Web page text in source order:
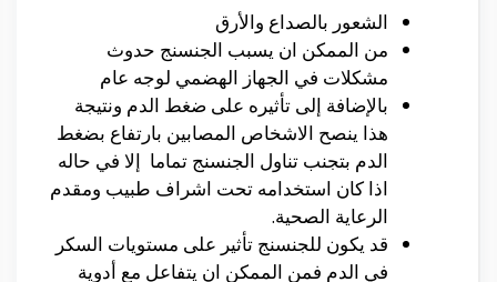
الشعور بالصداع والأرق
من الممكن ان يسبب الجنسنج حدوث
مشكلات في الجهاز الهضمي لوجه عام
بالإضافة إلى تأثيره على ضغط الدم ونتيجة
هذا ينصح الاشخاص المصابين بارتفاع بضغط
الدم بتجنب تناول الجنسنج تماما إلا في حاله
اذا كان استخدامه تحت اشراف طبيب ومقدم
الرعاية الصحية.
قد يكون للجنسنج تأثير على مستويات السكر
في الدم فمن الممكن ان يتفاعل مع أدوية